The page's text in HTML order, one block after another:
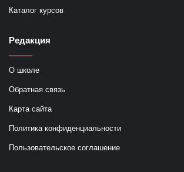
Каталог курсов
Редакция
О школе
Обратная связь
Карта сайта
Политика конфиденциальности
Пользовательское соглашение